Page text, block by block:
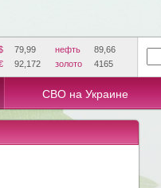
79,99 нефть
89,66
92,172 золото 4165
СВО на Украине